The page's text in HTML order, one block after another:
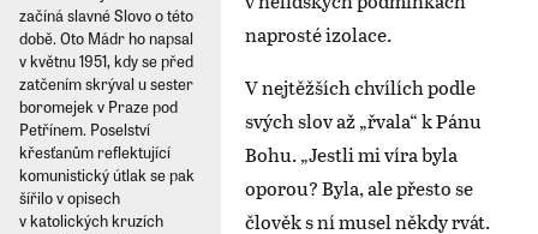
začíná slavné Slovo o této
době. Oto Mádr ho napsal
v květnu 1951, kdy se před
zatčením skrýval u sester
boromejek v Praze pod
Petřínem. Poselství
křesťanům reflektující
komunistický útlak se pak
šířilo v opisech
v katolických kruzích
naprosté izolace.
V nejtěžších chvílích podle
svých slov až „řvala“ k Pánu
Bohu. „Jestli mi víra byla
oporou? Byla, ale přesto se
člověk s ní musel někdy rvát.